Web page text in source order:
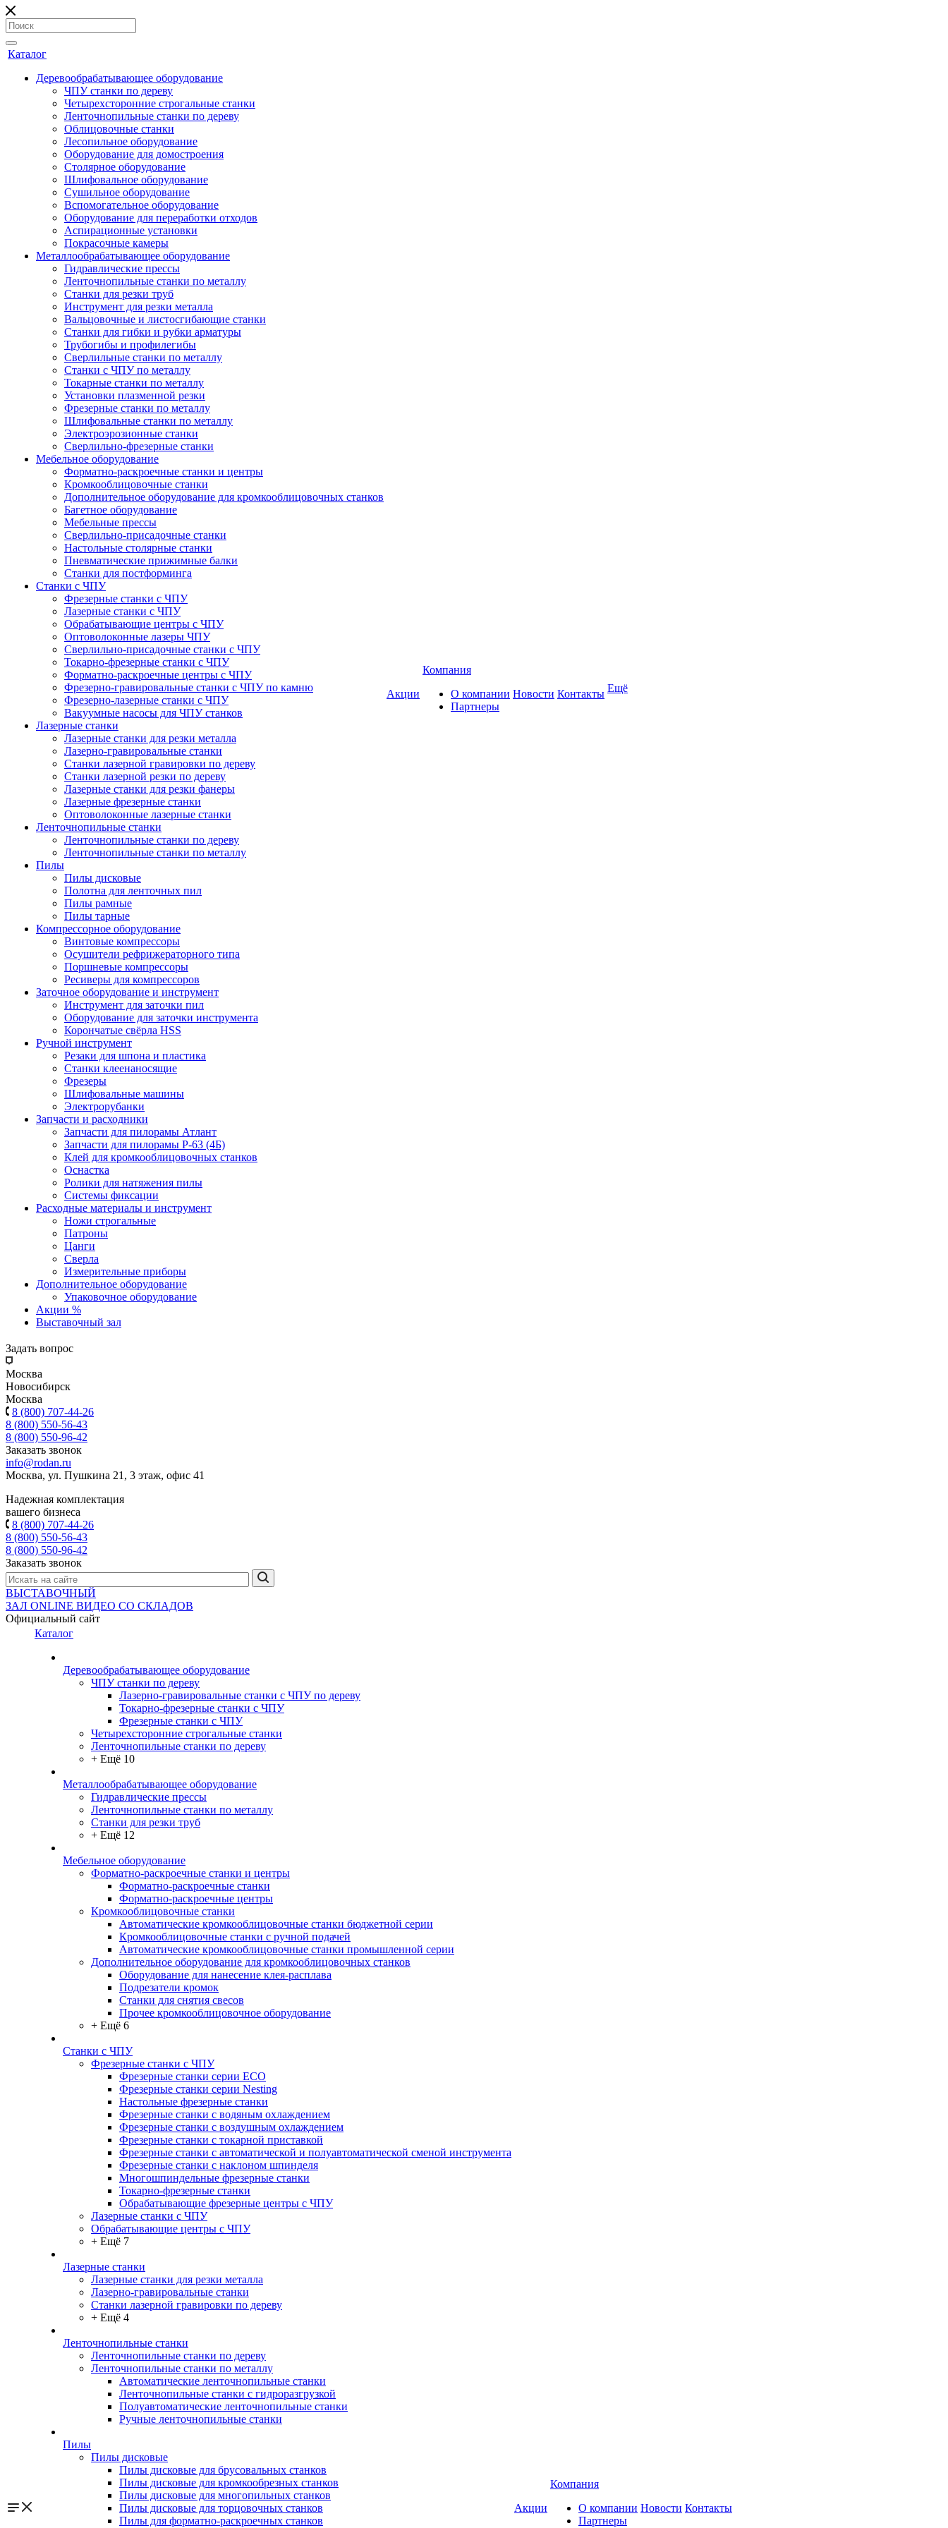
Каталог
Деревообрабатывающее оборудование
ЧПУ станки по дереву
Четырехсторонние строгальные станки
Ленточнопильные станки по дереву
Облицовочные станки
Лесопильное оборудование
Оборудование для домостроения
Столярное оборудование
Шлифовальное оборудование
Сушильное оборудование
Вспомогательное оборудование
Оборудование для переработки отходов
Аспирационные установки
Покрасочные камеры
Металлообрабатывающее оборудование
Гидравлические прессы
Ленточнопильные станки по металлу
Станки для резки труб
Инструмент для резки металла
Вальцовочные и листосгибающие станки
Станки для гибки и рубки арматуры
Трубогибы и профилегибы
Сверлильные станки по металлу
Станки с ЧПУ по металлу
Токарные станки по металлу
Установки плазменной резки
Фрезерные станки по металлу
Шлифовальные станки по металлу
Электроэрозионные станки
Сверлильно-фрезерные станки
Мебельное оборудование
Форматно-раскроечные станки и центры
Кромкооблицовочные станки
Дополнительное оборудование для кромкооблицовочных станков
Багетное оборудование
Мебельные прессы
Сверлильно-присадочные станки
Настольные столярные станки
Пневматические прижимные балки
Станки для постформинга
Станки с ЧПУ
Фрезерные станки с ЧПУ
Лазерные станки с ЧПУ
Обрабатывающие центры с ЧПУ
Оптоволоконные лазеры ЧПУ
Сверлильно-присадочные станки с ЧПУ
Токарно-фрезерные станки с ЧПУ
Форматно-раскроечные центры с ЧПУ
Фрезерно-гравировальные станки с ЧПУ по камню
Фрезерно-лазерные станки с ЧПУ
Вакуумные насосы для ЧПУ станков
Лазерные станки
Лазерные станки для резки металла
Лазерно-гравировальные станки
Станки лазерной гравировки по дереву
Станки лазерной резки по дереву
Лазерные станки для резки фанеры
Лазерные фрезерные станки
Оптоволоконные лазерные станки
Ленточнопильные станки
Ленточнопильные станки по дереву
Ленточнопильные станки по металлу
Пилы
Пилы дисковые
Полотна для ленточных пил
Пилы рамные
Пилы тарные
Компрессорное оборудование
Винтовые компрессоры
Осушители рефрижераторного типа
Поршневые компрессоры
Ресиверы для компрессоров
Заточное оборудование и инструмент
Инструмент для заточки пил
Оборудование для заточки инструмента
Корончатые свёрла HSS
Ручной инструмент
Резаки для шпона и пластика
Станки клеенаносящие
Фрезеры
Шлифовальные машины
Электрорубанки
Запчасти и расходники
Запчасти для пилорамы Атлант
Запчасти для пилорамы Р-63 (4Б)
Клей для кромкооблицовочных станков
Оснастка
Ролики для натяжения пилы
Системы фиксации
Расходные материалы и инструмент
Ножи строгальные
Патроны
Цанги
Сверла
Измерительные приборы
Дополнительное оборудование
Упаковочное оборудование
Акции %
Выставочный зал
Акции
Компания
О компании
Партнеры
Новости Контакты Ещё
Задать вопрос
Москва
Новосибирск
Москва
8 (800) 707-44-26
8 (800) 550-56-43
8 (800) 550-96-42
Заказать звонок
info@rodan.ru
Москва, ул. Пушкина 21, 3 этаж, офис 41
Надежная комплектация
вашего бизнеса
8 (800) 707-44-26
8 (800) 550-56-43
8 (800) 550-96-42
Заказать звонок
ВЫСТАВОЧНЫЙ
ЗАЛ ONLINE ВИДЕО СО СКЛАДОВ
Официальный сайт
Каталог
Деревообрабатывающее оборудование
ЧПУ станки по дереву
Лазерно-гравировальные станки с ЧПУ по дереву
Токарно-фрезерные станки с ЧПУ
Фрезерные станки с ЧПУ
Четырехсторонние строгальные станки
Ленточнопильные станки по дереву
+ Ещё 10
Металлообрабатывающее оборудование
Гидравлические прессы
Ленточнопильные станки по металлу
Станки для резки труб
+ Ещё 12
Мебельное оборудование
Форматно-раскроечные станки и центры
Форматно-раскроечные станки
Форматно-раскроечные центры
Кромкооблицовочные станки
Автоматические кромкооблицовочные станки бюджетной серии
Кромкооблицовочные станки с ручной подачей
Автоматические кромкооблицовочные станки промышленной серии
Дополнительное оборудование для кромкооблицовочных станков
Оборудование для нанесение клея-расплава
Подрезатели кромок
Станки для снятия свесов
Прочее кромкооблицовочное оборудование
+ Ещё 6
Станки с ЧПУ
Фрезерные станки с ЧПУ
Фрезерные станки серии ECO
Фрезерные станки серии Nesting
Настольные фрезерные станки
Фрезерные станки с водяным охлаждением
Фрезерные станки с воздушным охлаждением
Фрезерные станки с токарной приставкой
Фрезерные станки с автоматической и полуавтоматической сменой инструмента
Фрезерные станки с наклоном шпинделя
Многошпиндельные фрезерные станки
Токарно-фрезерные станки
Обрабатывающие фрезерные центры с ЧПУ
Лазерные станки с ЧПУ
Обрабатывающие центры с ЧПУ
+ Ещё 7
Лазерные станки
Лазерные станки для резки металла
Лазерно-гравировальные станки
Станки лазерной гравировки по дереву
+ Ещё 4
Ленточнопильные станки
Ленточнопильные станки по дереву
Ленточнопильные станки по металлу
Автоматические ленточнопильные станки
Ленточнопильные станки с гидроразгрузкой
Полуавтоматические ленточнопильные станки
Ручные ленточнопильные станки
Пилы
Пилы дисковые
Пилы дисковые для брусовальных станков
Пилы дисковые для кромкообрезных станков
Пилы дисковые для многопильных станков
Пилы дисковые для торцовочных станков
Пилы для форматно-раскроечных станков
Акции
Компания
О компании
Партнеры
Новости Контакты